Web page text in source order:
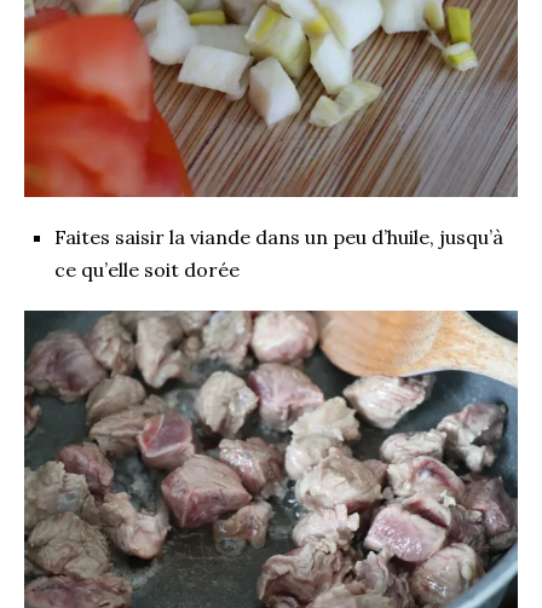
Faites saisir la viande dans un peu d’huile, jusqu’à
ce qu’elle soit dorée